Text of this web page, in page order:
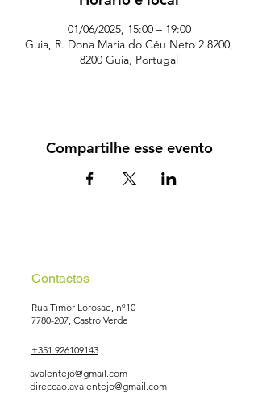
01/06/2025, 15:00 – 19:00
Guia, R. Dona Maria do Céu Neto 2 8200,
8200 Guia, Portugal
Compartilhe esse evento
Contactos
Rua Timor Lorosae, nº10
7780-207, Castro Verde
+351 926109143
avalentejo@gmail.com
direccao.avalentejo@gmail.com